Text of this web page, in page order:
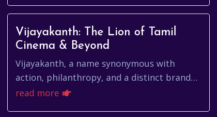
Vijayakanth: The Lion of Tamil
Cinema & Beyond
Vijayakanth, a name synonymous with
action, philanthropy, and a distinct brand
of Tamil cinema, leaves an indelible mark on
read more